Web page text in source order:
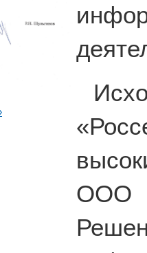
ООО